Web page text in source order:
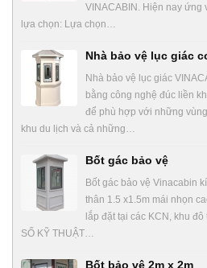
VINACABIN. Hiện nay ứng
lựa chọn: Lựa chọn…
Nhà bảo vệ lục giác
Nhà bảo vệ lục giác
bằng công nghệ đúc liền
để phù hợp với những
khu du lịch và cả những…
Bốt gác bảo vệ
Bốt gác bảo vệ Vinacabin
thân 1.5 x1.5m mái nhọn
lắp đặt tại các KCN, khu
SỐ KỸ THUẬT…
Bốt bảo vệ 2m x 2m